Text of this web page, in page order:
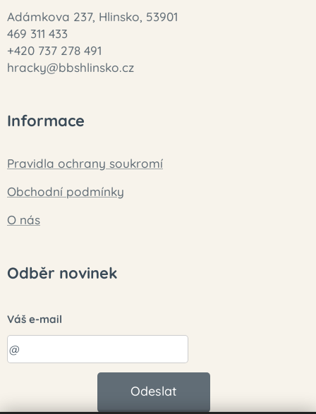
Adámkova 237, Hlinsko, 53901
469 311 433
+420 737 278 491
hracky@bbshlinsko.cz
Informace
Pravidla ochrany soukromí
Obchodní podmínky
O nás
Odběr novinek
Váš e-mail
Odeslat